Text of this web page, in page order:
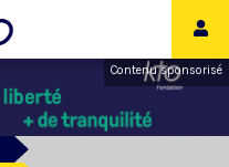
Contenu sponsorisé